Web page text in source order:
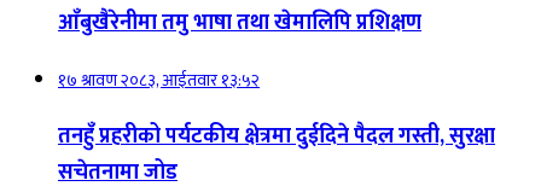
आँबुखैरेनीमा तमु भाषा तथा खेमालिपि प्रशिक्षण
१७ श्रावण २०८३, आईतवार १३:५२
तनहुँ प्रहरीको पर्यटकीय क्षेत्रमा दुईदिने पैदल गस्ती, सुरक्षा
सचेतनामा जोड